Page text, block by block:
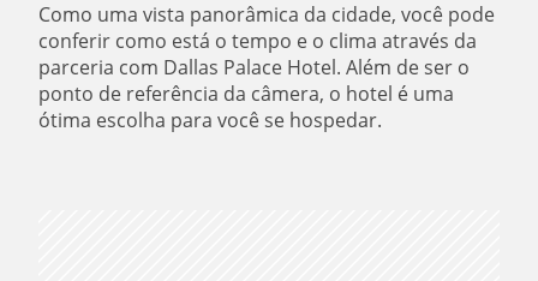
Como uma vista panorâmica da cidade, você pode
conferir como está o tempo e o clima através da
parceria com Dallas Palace Hotel. Além de ser o
ponto de referência da câmera, o hotel é uma
ótima escolha para você se hospedar.